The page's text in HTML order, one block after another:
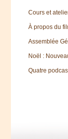
Cours et
À propos du
Assemblée
Noël :
Quatre